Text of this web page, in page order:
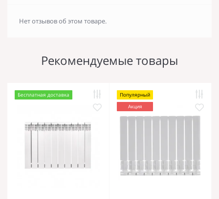
Нет отзывов об этом товаре.
Рекомендуемые товары
Бесплатная доставка
Популярный
Акция